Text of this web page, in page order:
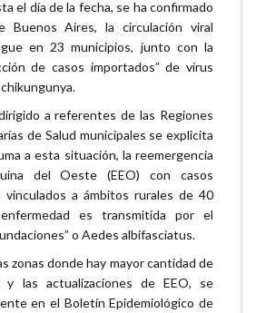
el día de la fecha, se ha confirmado
Buenos Aires, la circulación viral
en 23 municipios, junto con la
de casos importados” de virus
a referentes de las Regiones
de Salud municipales se explicita
a esta situación, la reemergencia
del Oeste (EEO) con casos
vinculados a ámbitos rurales de 40
enfermedad es transmitida por el
o Aedes albifasciatus.
zonas donde hay mayor cantidad de
las actualizaciones de EEO, se
en el Boletín Epidemiológico de